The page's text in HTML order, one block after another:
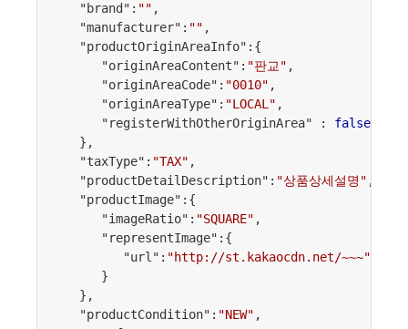
   "brand":
"" ,
   "manufacturer":
"" ,
   "productOriginAreaInfo":{
      "originAreaContent":
"판교" ,
      "originAreaCode":
"0010" ,
      "originAreaType":
"LOCAL" ,
      "registerWithOtherOriginArea" :
false
   },
   "taxType":
"TAX" ,
   "productDetailDescription":
"상품상세설명" ,
   "productImage":{
      "imageRatio":
"SQUARE" ,
      "representImage":{
         "url":
"http://st.kakaocdn.net/~~~"
      }
   },
   "productCondition":
"NEW" ,